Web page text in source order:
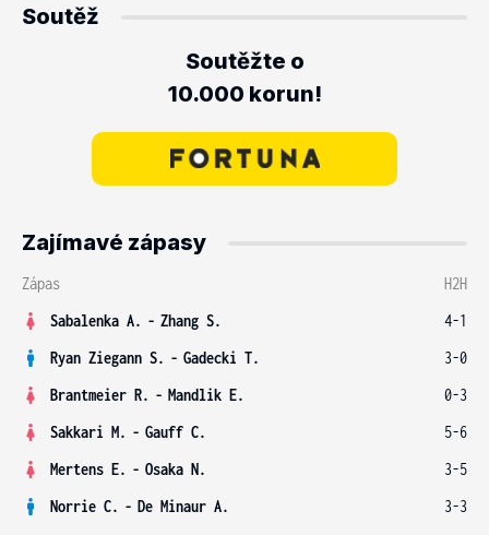
Soutěž
Soutěžte o
10.000 korun!
Zajímavé zápasy
Zápas
H2H
Sabalenka A. - Zhang S.
4-1
Ryan Ziegann S. - Gadecki T.
3-0
Brantmeier R. - Mandlik E.
0-3
Sakkari M. - Gauff C.
5-6
Mertens E. - Osaka N.
3-5
Norrie C. - De Minaur A. 3-3